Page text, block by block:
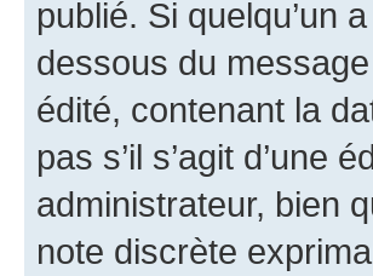
publié. Si quelqu’un
dessous du
édité, contenant la
pas s’il s’agit d’une
administrateur, bien
note discrète